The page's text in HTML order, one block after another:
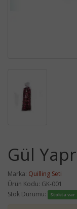
Gül
Marka: Quilling Seti
Ürün Kodu: GK-001
Stok Durumu:
Stokta var